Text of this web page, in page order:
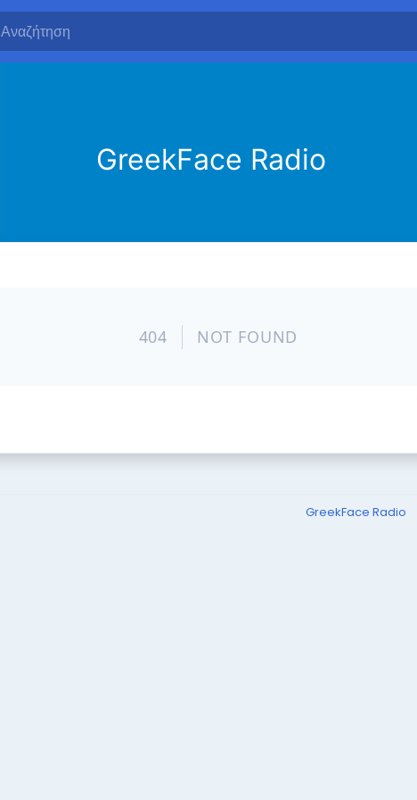
GreekFace Radio
GreekFace Radio